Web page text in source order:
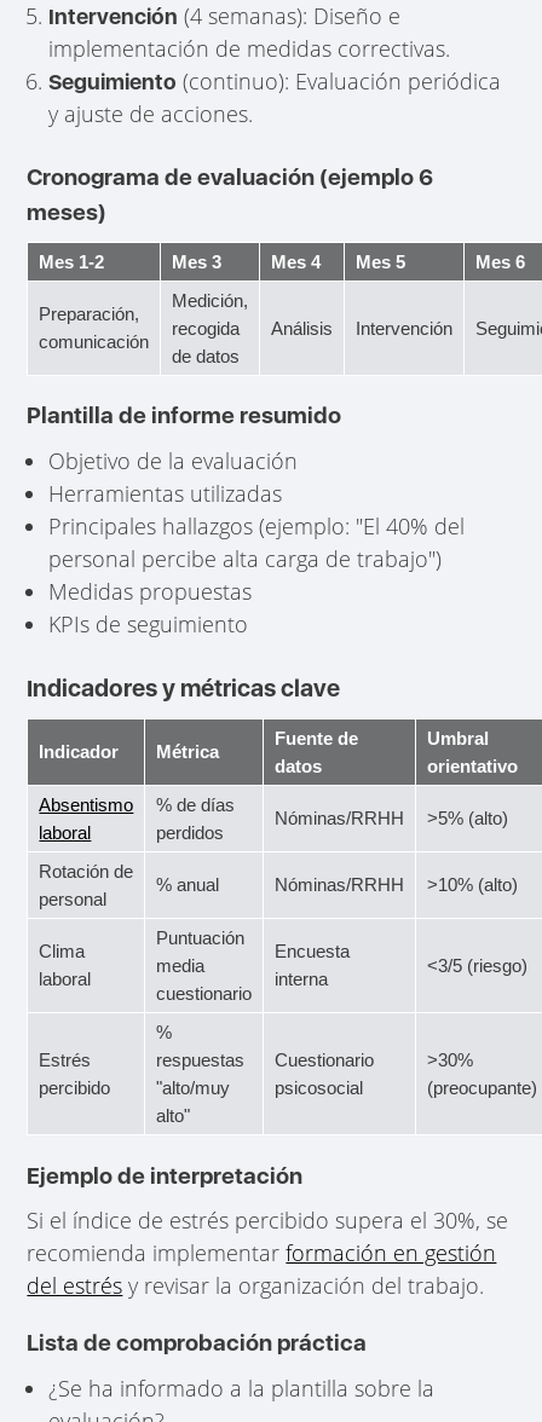
Intervención (4 semanas): Diseño e
implementación de medidas correctivas.
Seguimiento (continuo): Evaluación periódica
y ajuste de acciones.
Cronograma de evaluación (ejemplo 6
meses)
Mes 1-2 Mes 3 Mes 4 Mes 5 Mes 6
Preparación,
comunicación
Medición,
recogida
de datos
Análisis Intervención
Plantilla de informe resumido
Objetivo de la evaluación
Herramientas utilizadas
Principales hallazgos (ejemplo: "El 40% del
personal percibe alta carga de trabajo")
Medidas propuestas
KPIs de seguimiento
Indicadores y métricas clave
Indicador Métrica
Fuente de
datos
Umbral
orientativo
Absentismo
laboral
% de días
perdidos
Nóminas/RRHH >5% (alto)
Rotación de
personal
% anual Nóminas/RRHH >10% (alto)
Clima
laboral
Puntuación
media
cuestionario
Encuesta
interna
<3/5 (riesgo)
Estrés
percibido
%
respuestas
"alto/muy
alto"
Cuestionario
psicosocial
>30%
(preocupante)
Ejemplo de interpretación
Si el índice de estrés percibido supera el 30%, se
recomienda implementarformación en gestión
del estrés y revisar la organización del trabajo.
Lista de comprobación práctica
¿Se ha informado a la plantilla sobre la